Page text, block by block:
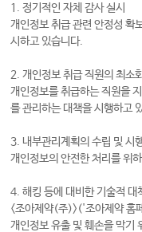
1. 정기적인 자체 감사 실시
개인정보 취급 관련 안정성 확
시하고 있습니다.
2. 개인정보 취급 직원의 최소
개인정보를 취급하는 직원을
를 관리하는 대책을 시행하고
3. 내부관리계획의 수립 및 시
개인정보의 안전한 처리를 위
4. 해킹 등에 대비한 기술적 대
<조아제약(주)>('조아제약 홈
개인정보 유출 및 훼손을 막기